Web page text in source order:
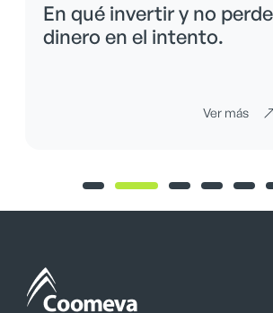
En qué invertir y no
dinero en el intento.
Ver más